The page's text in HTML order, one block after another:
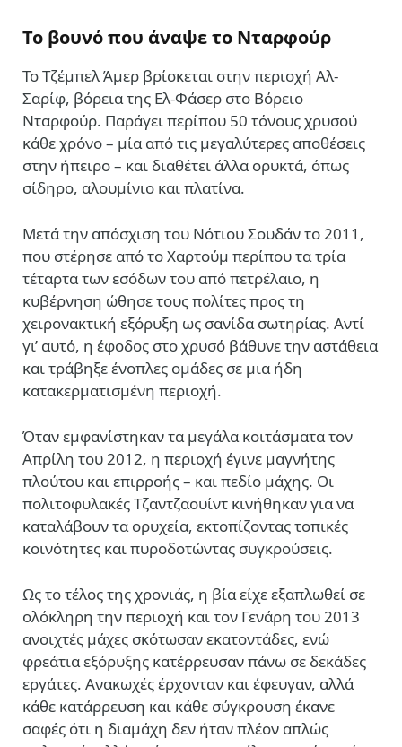
Το βουνό που άναψε το Νταρφούρ
Το Τζέμπελ Άμερ βρίσκεται στην περιοχή Αλ-
Σαρίφ, βόρεια της Ελ-Φάσερ στο Βόρειο
Νταρφούρ. Παράγει περίπου 50 τόνους χρυσού
κάθε χρόνο – μία από τις μεγαλύτερες αποθέσεις
στην ήπειρο – και διαθέτει άλλα ορυκτά, όπως
σίδηρο, αλουμίνιο και πλατίνα.
Μετά την απόσχιση του Νότιου Σουδάν το 2011,
που στέρησε από το Χαρτούμ περίπου τα τρία
τέταρτα των εσόδων του από πετρέλαιο, η
κυβέρνηση ώθησε τους πολίτες προς τη
χειρονακτική εξόρυξη ως σανίδα σωτηρίας. Αντί
γι’ αυτό, η έφοδος στο χρυσό βάθυνε την αστάθεια
και τράβηξε ένοπλες ομάδες σε μια ήδη
κατακερματισμένη περιοχή.
Όταν εμφανίστηκαν τα μεγάλα κοιτάσματα τον
Απρίλη του 2012, η περιοχή έγινε μαγνήτης
πλούτου και επιρροής – και πεδίο μάχης. Οι
πολιτοφυλακές Τζαντζαουίντ κινήθηκαν για να
καταλάβουν τα ορυχεία, εκτοπίζοντας τοπικές
κοινότητες και πυροδοτώντας συγκρούσεις.
Ως το τέλος της χρονιάς, η βία είχε εξαπλωθεί σε
ολόκληρη την περιοχή και τον Γενάρη του 2013
ανοιχτές μάχες σκότωσαν εκατοντάδες, ενώ
φρεάτια εξόρυξης κατέρρευσαν πάνω σε δεκάδες
εργάτες. Ανακωχές έρχονταν και έφευγαν, αλλά
κάθε κατάρρευση και κάθε σύγκρουση έκανε
σαφές ότι η διαμάχη δεν ήταν πλέον απλώς